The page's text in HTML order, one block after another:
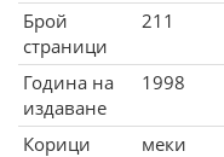
Брой
страници
211
Година на
издаване
1998
Корици
меки